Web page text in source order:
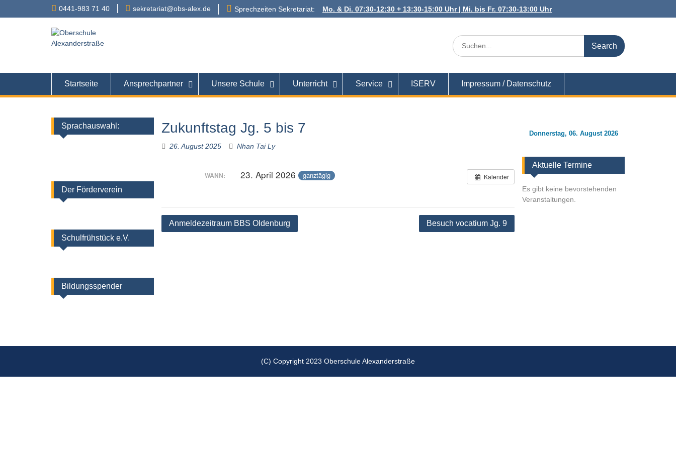
0441-983 71 40 sekretariat@obs-alex.de Sprechzeiten Sekretariat: Mo. & Di. 07:30-12:30 + 13:30-15:00 Uhr | Mi. bis Fr. 07:30-13:00 Uhr
Search
for:
Startseite Ansprechpartner Unsere Schule Unterricht Service ISERV Impressum / Datenschutz
Zukunftstag Jg. 5 bis 7
26. August 2025 Nhan Tai Ly
Kalender
WANN: 23. April 2026 ganztägig
Beitragsnavigation
Anmeldezeitraum BBS Oldenburg Besuch vocatium Jg. 9
Donnerstag, 06. August 2026
Aktuelle Termine
Es gibt keine bevorstehenden
Veranstaltungen.
Sprachauswahl:
Der Förderverein
Schulfrühstück e.V.
Bildungsspender
(C) Copyright 2023 Oberschule Alexanderstraße